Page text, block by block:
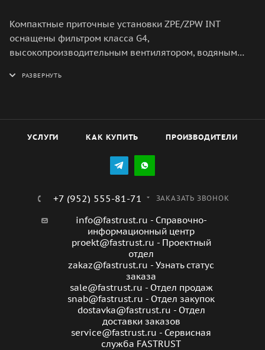
Компактные приточные установки ZPE/ZPW INT
оснащены фильтром класса G4,
высокопроизводительным вентилятором, водяным
ТЭНами из нержавеющей стали. Корпус выполнен из
УСЛУГИ КАК КУПИТЬ ПРОИЗВОДИТЕЛИ
+7 (952) 555-81-71 ЗАКАЗАТЬ ЗВОНОК
info@fastrust.ru - Справочно-
информационный центр
proekt@fastrust.ru - Проектный
отдел
zakaz@fastrust.ru - Узнать статус
заказа
sale@fastrust.ru - Отдел продаж
snab@fastrust.ru - Отдел закупок
dostavka@fastrust.ru - Отдел
доставки заказов
service@fastrust.ru - Сервисная
служба FASTRUST